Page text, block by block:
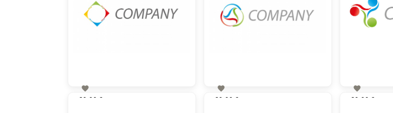

60,00 €

60,00 €

60,00 €